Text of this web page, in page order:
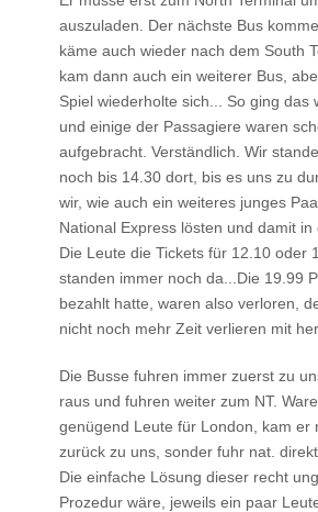
auszuladen. Der nächste Bus
käme auch wieder nach dem South
kam dann auch ein weiterer Bus,
Spiel wiederholte sich... So ging das
und einige der Passagiere waren
aufgebracht. Verständlich. Wir
noch bis 14.30 dort, bis es uns zu
wir, wie auch ein weiteres junges
National Express lösten und damit in
Die Leute die Tickets für 12.10 oder
standen immer noch da...Die 19.99
bezahlt hatte, waren also verloren,
nicht noch mehr Zeit verlieren mit
Die Busse fuhren immer zuerst zu
raus und fuhren weiter zum NT.
genügend Leute für London, kam er
zurück zu uns, sonder fuhr nat.
Die einfache Lösung dieser recht
Prozedur wäre, jeweils ein paar